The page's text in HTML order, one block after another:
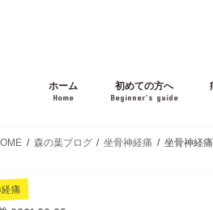
ホーム
Home
初めての方へ
Beginner’s guide
森の葉ブログ 坐骨神経痛 坐骨神経
痛